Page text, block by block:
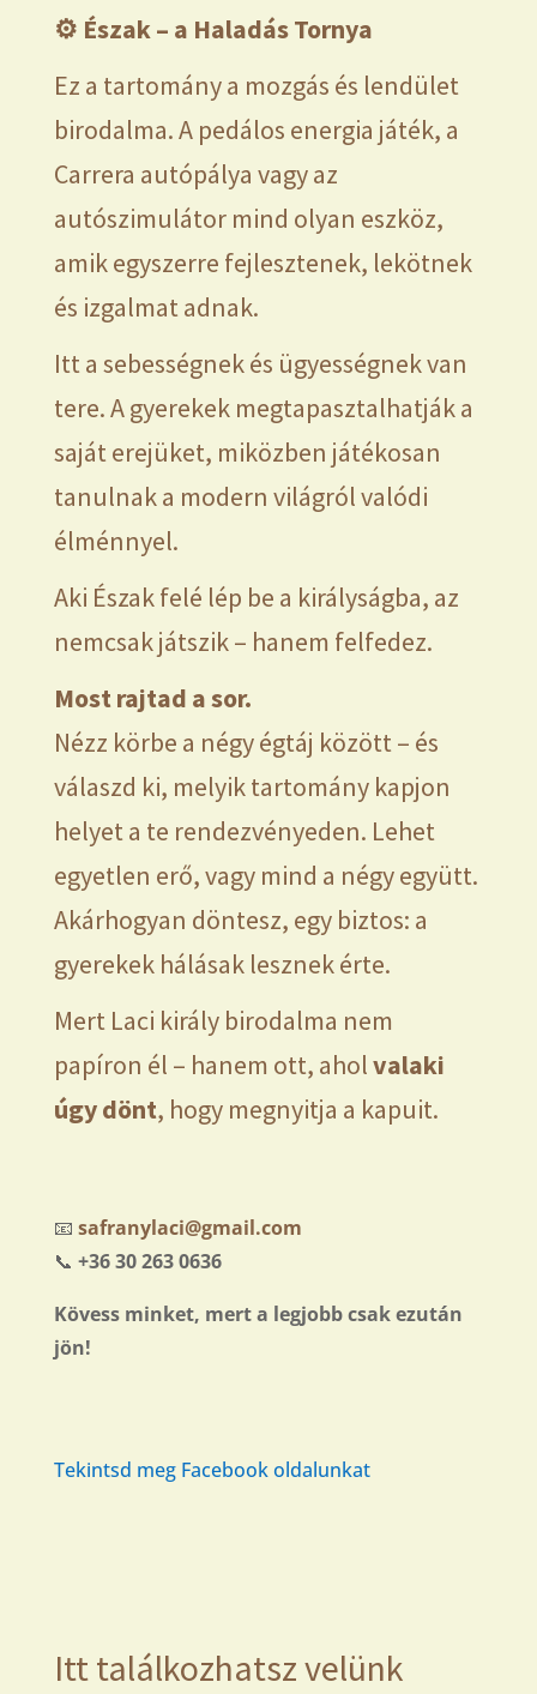
⚙️ Észak – a Haladás Tornya
Ez a tartomány a mozgás és lendület
birodalma. A pedálos energia játék, a
Carrera autópálya vagy az
autószimulátor mind olyan eszköz,
amik egyszerre fejlesztenek, lekötnek
és izgalmat adnak.
Itt a sebességnek és ügyességnek van
tere. A gyerekek megtapasztalhatják a
saját erejüket, miközben játékosan
tanulnak a modern világról valódi
élménnyel.
Aki Észak felé lép be a királyságba, az
nemcsak játszik – hanem felfedez.
Most rajtad a sor.
Nézz körbe a négy égtáj között – és
válaszd ki, melyik tartomány kapjon
helyet a te rendezvényeden. Lehet
egyetlen erő, vagy mind a négy együtt.
Akárhogyan döntesz, egy biztos: a
gyerekek hálásak lesznek érte.
Mert Laci király birodalma nem
papíron él – hanem ott, aholvalaki
úgy dönt, hogy megnyitja a kapuit.
📧 safranylaci@gmail.com
📞 +36 30 263 0636
Kövess minket, mert a legjobb csak ezután
jön!
Tekintsd meg Facebook oldalunkat
Itt találkozhatsz velünk